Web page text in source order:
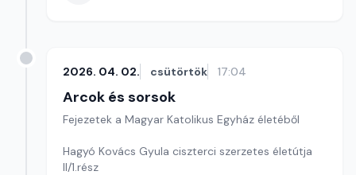
2026. 04. 02. csütörtök 17:04
Arcok és sorsok
Fejezetek a Magyar Katolikus Egyház életéből
Hagyó Kovács Gyula ciszterci szerzetes életútja
II/1.rész